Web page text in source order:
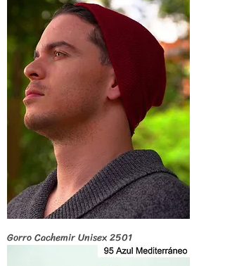
Gorro Cachemir Unisex 2501